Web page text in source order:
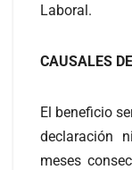
Laboral.
CAUSALES
El beneficio
declaración
meses